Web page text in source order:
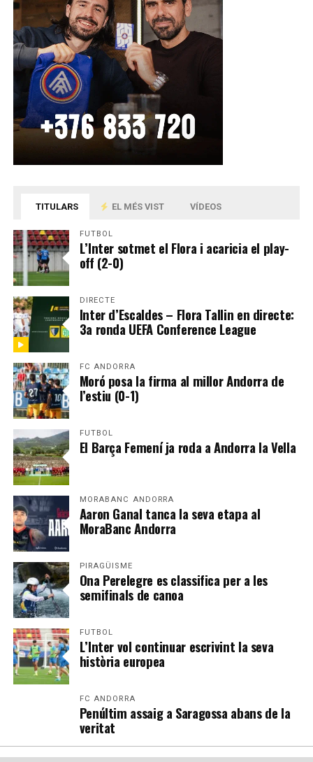
TITULARS EL MÉS VIST VÍDEOS
FUTBOL
L’Inter sotmet el Flora i acaricia el play-
off (2-0)
DIRECTE
Inter d’Escaldes – Flora Tallin en directe:
3a ronda UEFA Conference League
FC ANDORRA
Moró posa la firma al millor Andorra de
l’estiu (0-1)
FUTBOL
El Barça Femení ja roda a Andorra la Vella
MORABANC ANDORRA
Aaron Ganal tanca la seva etapa al
MoraBanc Andorra
PIRAGÜISME
Ona Perelegre es classifica per a les
semifinals de canoa
FUTBOL
L’Inter vol continuar escrivint la seva
història europea
FC ANDORRA
Penúltim assaig a Saragossa abans de la
veritat